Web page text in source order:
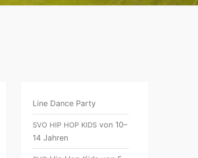
Line Dance Party
SVO HIP HOP KIDSvon 10–
14 Jahren